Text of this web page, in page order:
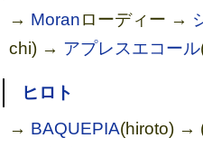
→ Moranローディー →
chi) → アプレスエコール
ヒロト
→ BAQUEPIA(hiroto) →